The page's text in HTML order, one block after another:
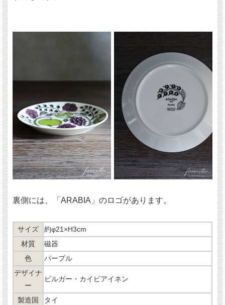
裏側には、「ARABIA」のロゴがあります。
サイズ
約φ21×H3cm
材質
磁器
色
パープル
デザイナ
ー
ビルガー・カイピアイネン
製造国 タイ